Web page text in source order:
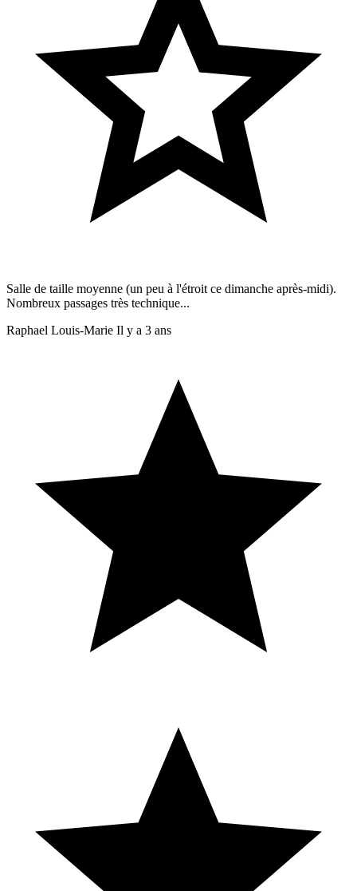
Salle de taille moyenne (un peu à l'étroit ce dimanche après-midi).
Nombreux passages très technique...
Raphael Louis-Marie Il y a 3 ans